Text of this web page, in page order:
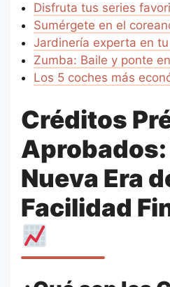
Disfruta tus series
Sumérgete en el
Jardinería experta en
Zumba: Baile y ponte
Los 5 coches más
Créditos
Aprobados:
Nueva Era
Facilidad